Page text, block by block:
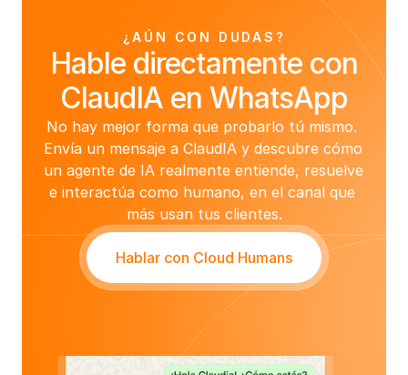
¿AÚN CON DUDAS?
Hable directamente con
ClaudIA en WhatsApp
No hay mejor forma que probarlo tú mismo.
Envía un mensaje a ClaudIA y descubre cómo
un agente de IA realmente entiende, resuelve
e interactúa como humano, en el canal que
más usan tus clientes.
Hablar con Cloud Humans